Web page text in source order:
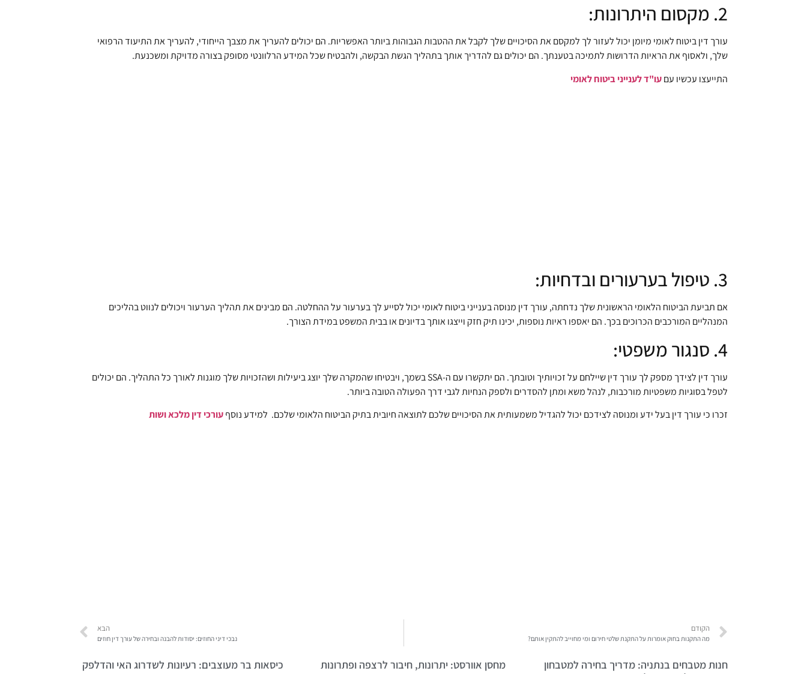
2. מקסום היתרונות:
עורך דין ביטוח לאומי מיומן יכול לעזור לך למקסם את הסיכויים שלך לקבל את ההטבות הגבוהות ביותר האפשריות. הם יכולים להעריך את מצבך הייחודי, להעריך את התיעוד הרפואי
שלך, ולאסוף את הראיות הדרושות לתמיכה בטענתך. הם יכולים גם להדריך אותך בתהליך הגשת הבקשה, ולהבטיח שכל המידע הרלוונטי מסופק בצורה מדויקת ומשכנעת.
התייעצו עכשיו עםעו"ד לענייני ביטוח לאומי
3. טיפול בערעורים ובדחיות:
אם תביעת הביטוח הלאומי הראשונית שלך נדחתה, עורך דין מנוסה בענייני ביטוח לאומי יכול לסייע לך בערעור על ההחלטה. הם מבינים את תהליך הערעור ויכולים לנווט בהליכים
המנהליים המורכבים הכרוכים בכך. הם יאספו ראיות נוספות, יכינו תיק חזק וייצגו אותך בדיונים או בבית המשפט במידת הצורך.
4. סנגור משפטי:
עורך דין לצידך מספק לך עורך דין שיילחם על זכויותיך וטובתך. הם יתקשרו עם ה-SSA בשמך, ויבטיחו שהמקרה שלך יוצג ביעילות ושהזכויות שלך מוגנות לאורך כל התהליך. הם יכולים
לטפל בסוגיות משפטיות מורכבות, לנהל משא ומתן להסדרים ולספק הנחיות לגבי דרך הפעולה הטובה ביותר.
זכרו כי עורך דין בעל ידע ומנוסה לצידכם יכול להגדיל משמעותית את הסיכויים שלכם לתוצאה חיובית בתיק הביטוח הלאומי שלכם. למידע נוסףעורכי דין מלכא ושות
הקודם
מה התקנות בחוק אומרות על התקנת שלטי חירום ומי מחוייב להתקין אותם?
הבא
נבכי דיני החוזים: יסודות להבנה ובחירה של עורך דין חוזים
חנות מטבחים בנתניה: מדריך בחירה למטבחון
מחסן אוורסט: יתרונות, חיבור לרצפה ופתרונות
כיסאות בר מעוצבים: רעיונות לשדרוג האי והדלפק